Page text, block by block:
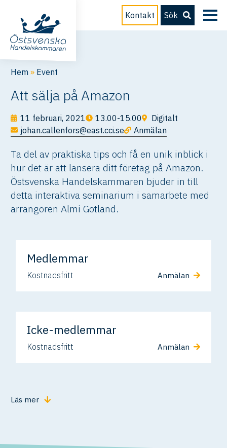
Kontakt Sök
Hem » Event
Att sälja på Amazon
11 februari, 2021 13.00-15.00
Digitalt
johan.callenfors@east.cci.se
Anmälan
Ta del av praktiska tips och få en unik inblick i
hur det är att lansera ditt företag på Amazon.
Östsvenska Handelskammaren bjuder in till
detta interaktiva seminarium i samarbete med
arrangören Almi Gotland.
Medlemmar
Kostnadsfritt Anmälan
Icke-medlemmar
Kostnadsfritt Anmälan
Läs mer